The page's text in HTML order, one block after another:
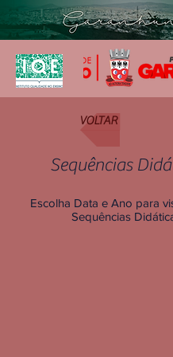
VOLTAR
Sequências
Escolha Data e Ano para
Sequências